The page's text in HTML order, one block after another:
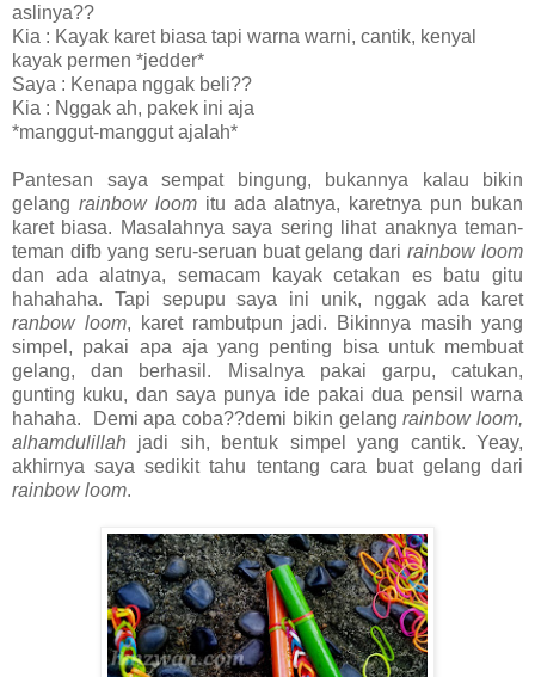
aslinya??
Kia : Kayak karet biasa tapi warna warni, cantik, kenyal
kayak permen *jedder*
Saya : Kenapa nggak beli??
Kia : Nggak ah, pakek ini aja
*manggut-manggut ajalah*
Pantesan saya sempat bingung, bukannya kalau bikin
gelang rainbow loomitu ada alatnya, karetnya pun bukan
karet biasa. Masalahnya saya sering lihat anaknya teman-
teman difb yang seru-seruan buat gelang dari rainbow loom
dan ada alatnya, semacam kayak cetakan es batu gitu
hahahaha. Tapi sepupu saya ini unik, nggak ada karet
ranbow loom, karet rambutpun jadi. Bikinnya masih yang
simpel, pakai apa aja yang penting bisa untuk membuat
gelang, dan berhasil. Misalnya pakai garpu, catukan,
gunting kuku, dan saya punya ide pakai dua pensil warna
hahaha. Demi apa coba??demi bikin gelangrainbow loom,
alhamdulillah jadi sih, bentuk simpel yang cantik. Yeay,
akhirnya saya sedikit tahu tentang cara buat gelang dari
rainbow loom.